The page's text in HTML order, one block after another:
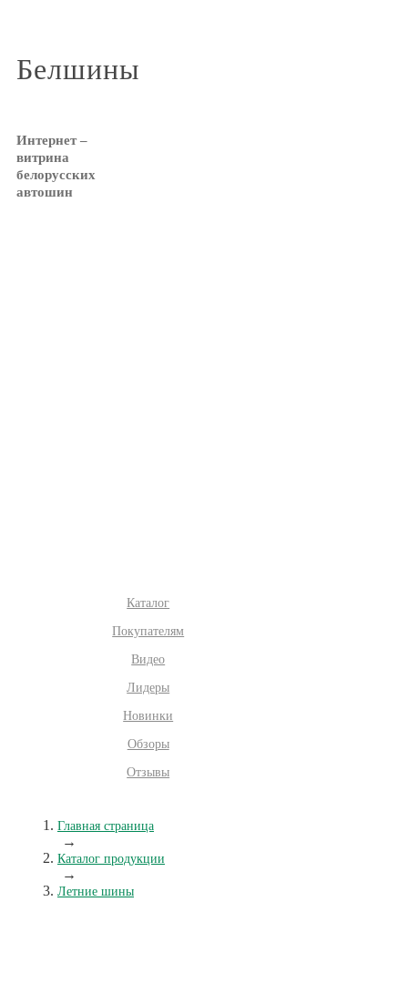
Белшины
Интернет –
витрина
белорусских
автошин
Каталог
Покупателям
Видео
Лидеры
Новинки
Обзоры
Отзывы
Главная страница
→
Каталог продукции
→
Летние шины